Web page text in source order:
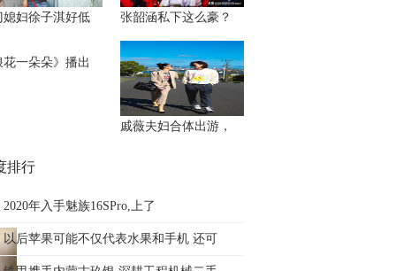
媳妇徐子淇好低 张韶涵私下这么豪？
花一朵朵》播出
戚薇夫妇合体出游，
排行
2020年入手魅族16SPro,上了
以后苹果可能不仅代表水果和手机 还可